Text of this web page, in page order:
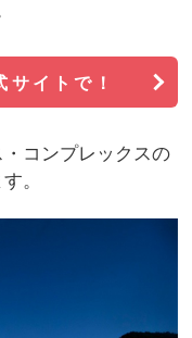
サイトで ！
コンプレックスの
。